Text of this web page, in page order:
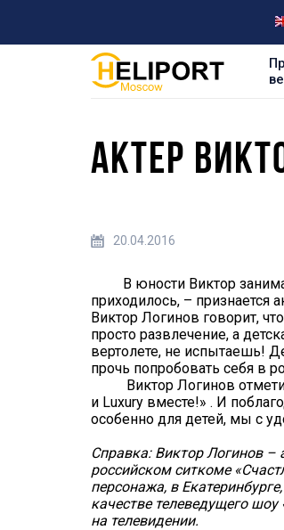
АКТЕР
20.04.2016
В юности Виктор
приходилось, –
Виктор Логинов говорит,
просто развлечение, а
вертолете, не испытаешь!
прочь попробовать себя в
Виктор Логинов отметил
и Luxury вместе!» . И
особенно для детей, мы с
Справка: Виктор Логинов –
российском ситкоме
персонажа, в
качестве телеведущего
на телевидении.